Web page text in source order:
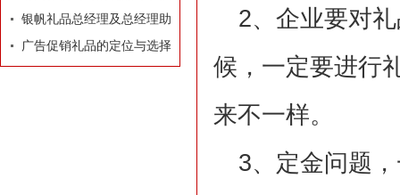
吗？
照我们的要求和构思专门设
计订做吗？
银帆礼品总经理及总经理助
理名片
广告促销礼品的定位与选择
2、企业要对
候，一定要进行
来不一样。
3、定金问题